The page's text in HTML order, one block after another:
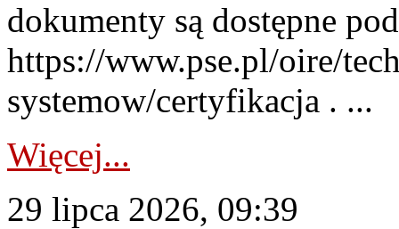
dokumenty są dostępne
https://www.pse.pl/oire/
systemow/certyfikacja . ...
Więcej...
29 lipca 2026, 09:39